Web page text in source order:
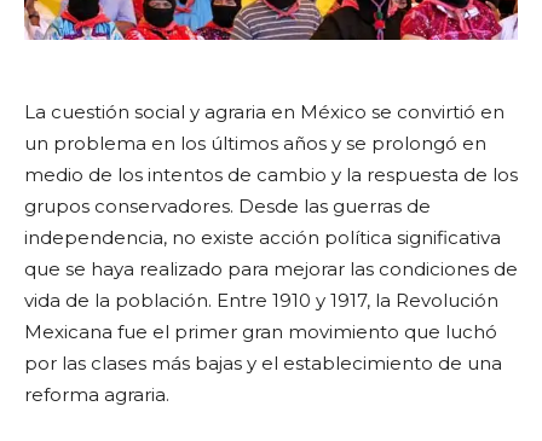
La cuestión social y agraria en México se convirtió en
un problema en los últimos años y se prolongó en
medio de los intentos de cambio y la respuesta de los
grupos conservadores. Desde las guerras de
independencia, no existe acción política significativa
que se haya realizado para mejorar las condiciones de
vida de la población. Entre 1910 y 1917, la Revolución
Mexicana fue el primer gran movimiento que luchó
por las clases más bajas y el establecimiento de una
reforma agraria.